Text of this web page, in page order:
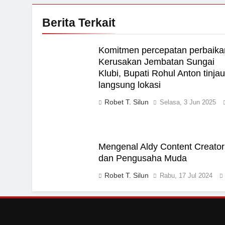
Berita Terkait
Komitmen percepatan
Kerusakan Jembatan Sungai
Klubi, Bupati Rohul Anton tinjau
langsung lokasi
Robet T. Silun Selasa, 3 Jun 2025
Mengenal Aldy Content Creator
dan Pengusaha Muda
Robet T. Silun Rabu, 17 Jul 2024